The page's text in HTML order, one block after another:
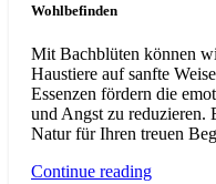
Wohlbefinden
Mit Bachblüten können
Haustiere auf sanfte
Essenzen fördern die
und Angst zu reduzieren.
Natur für Ihren treuen
Continue reading